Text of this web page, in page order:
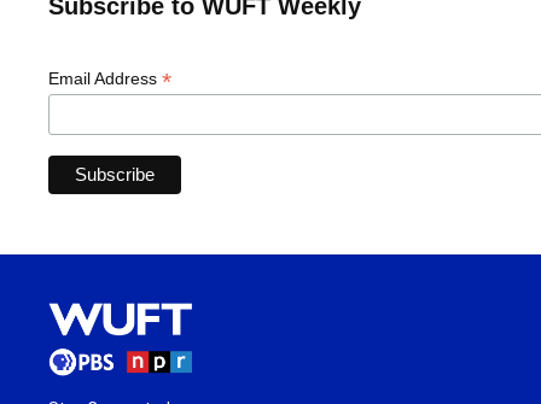
Subscribe to WUFT Weekly
Email Address *